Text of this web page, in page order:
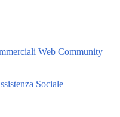
Web Community
Sociale